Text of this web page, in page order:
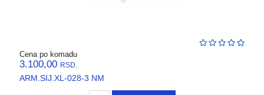
Cena po komadu
3.100,00 RSD.
ARM.SIJ.XL-028-3 NM